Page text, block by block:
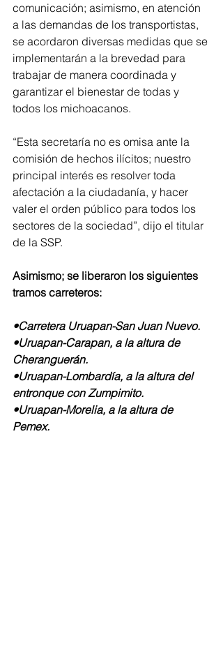
comunicación; asimismo, en atención
a las demandas de los transportistas,
se acordaron diversas medidas que se
implementarán a la brevedad para
trabajar de manera coordinada y
garantizar el bienestar de todas y
todos los michoacanos.
“Esta secretaría no es omisa ante la
comisión de hechos ilícitos; nuestro
principal interés es resolver toda
afectación a la ciudadanía, y hacer
valer el orden público para todos los
sectores de la sociedad”, dijo el titular
de la SSP.
Asimismo; se liberaron los siguientes
tramos carreteros:
•Carretera Uruapan-San Juan Nuevo.
•Uruapan-Carapan, a la altura de
Cheranguerán.
•Uruapan-Lombardía, a la altura del
entronque con Zumpimito.
•Uruapan-Morelia, a la altura de
Pemex.